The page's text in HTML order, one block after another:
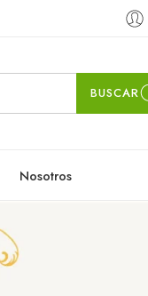
BUSCAR
Nosotros